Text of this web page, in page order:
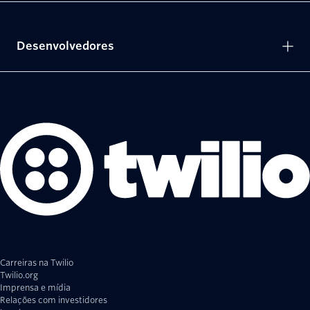
Carreiras na Twilio
Twilio.org
Imprensa e mídia
Relações com investidores
Desenvolvedores